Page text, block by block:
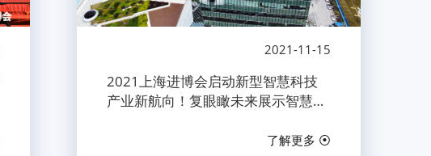
2021-11-15
2021上海进博会启动新型智慧科技
产业新航向！复眼瞰未来展示智慧城
了解更多 ⦿